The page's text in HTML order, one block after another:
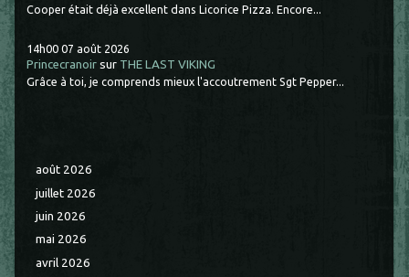
Cooper était déjà excellent dans Licorice Pizza. Encore...
14h00 07 août 2026
Princecranoir sur THE LAST VIKING
Grâce à toi, je comprends mieux l'accoutrement Sgt Pepper...
août 2026
juillet 2026
juin 2026
mai 2026
avril 2026